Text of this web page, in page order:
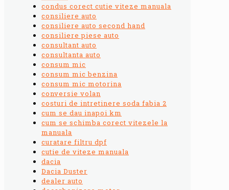
condus corect cutie viteze manuala
consiliere auto
consiliere auto second hand
consiliere piese auto
consultant auto
consultanta auto
consum mic
consum mic benzina
consum mic motorina
conversie volan
costuri de intretinere soda fabia 2
cum se dau inapoi km
cum se schimba corect vitezele la
manuala
curatare filtru dpf
cutie de viteze manuala
dacia
Dacia Duster
dealer auto